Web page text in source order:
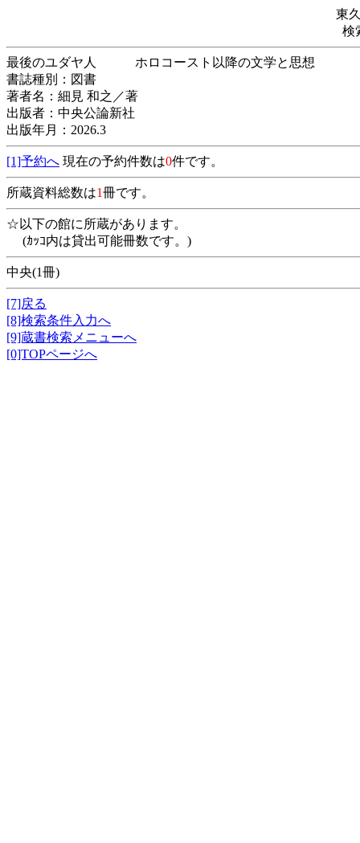
東
検
最後のユダヤ人 ホロコースト以降の文学
書誌種別：図書
著者名：細見 和之／著
出版者：中央公論新社
出版年月：2026.3
[1]予約へ 現在の予約件数は0件です。
所蔵資料総数は1冊です。
☆以下の館に所蔵があります。
(ｶｯｺ内は貸出可能冊数です。)
中央(1冊)
[7]戻る
[8]検索条件入力へ
[9]蔵書検索メニューへ
[0]TOPページへ